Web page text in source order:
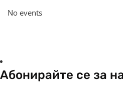
No events
Абонирайте се за